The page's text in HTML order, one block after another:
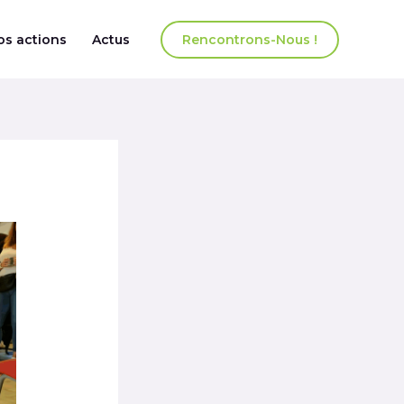
actions Actus Rencontrons-Nous !